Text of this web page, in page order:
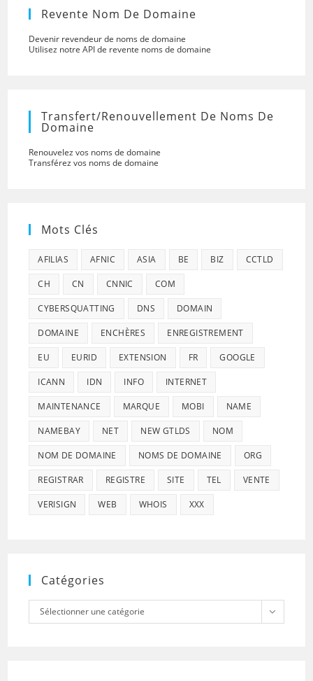
Revente Nom De Domaine
Devenir revendeur de noms de domaine
Utilisez notre API de revente noms de domaine
Transfert/renouvellement De Noms De
Domaine
Renouvelez vos noms de domaine
Transférez vos noms de domaine
Mots Clés
AFILIAS AFNIC ASIA BE BIZ CCTLD
CH CN CNNIC COM
CYBERSQUATTING DNS DOMAIN
DOMAINE ENCHÈRES ENREGISTREMENT
EU EURID EXTENSION FR GOOGLE
ICANN IDN INFO INTERNET
MAINTENANCE MARQUE MOBI NAME
NAMEBAY NET NEW GTLDS NOM
NOM DE DOMAINE NOMS DE DOMAINE ORG
REGISTRAR REGISTRE SITE TEL VENTE
VERISIGN WEB WHOIS XXX
Catégories
Catégories
Sélectionner une catégorie